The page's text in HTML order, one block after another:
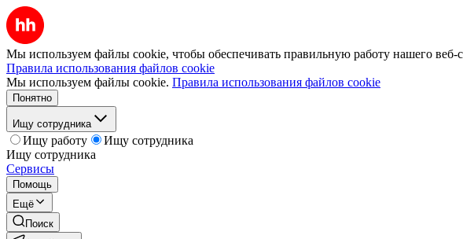
Мы используем файлы cookie, чтобы обеспечивать правильную работу нашего веб-
Правила использования файлов cookie
Мы используем файлы cookie. Правила использования файлов cookie
Понятно
Ищу сотрудника
Ищу работу
Ищу сотрудника
Ищу сотрудника
Сервисы
Помощь
Ещё
Поиск